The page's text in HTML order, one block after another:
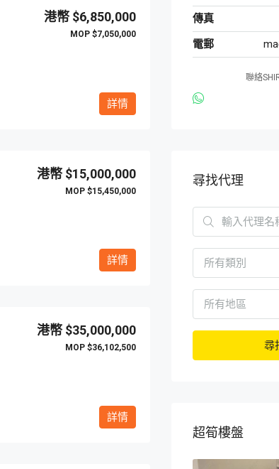
$6,850,000
$7,050,000
詳情
$15,000,000
$15,450,000
詳情
$35,000,000
$36,102,500
詳情
傳真
電郵
聯絡
尋找代理
所有類別
所有地區
尋
超筍樓盤